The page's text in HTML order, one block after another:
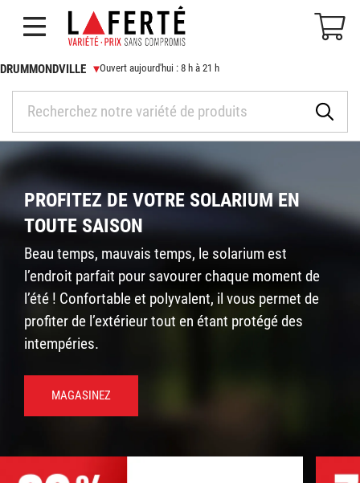
DRUMMONDVILLE Ouvert aujourd'hui : 8 h à 21 h
Aujourd'hui : 8 h à 21 h
Demain : 8 h à 21 h
info@laferte.com
Saint-Hyacinthe
Heures d’ouverture :
Aujourd'hui : 8 h à 21 h 00
info@laferte.com
Heures d’ouverture :
LIQUIDATION
CIRCULAIRES
EMPLOIS
À PROPOS
SERVICES
Se connecter
PROFITEZ DE VOTRE SOLARIUM EN
TOUTE SAISON
Beau temps, mauvais temps, le solarium est
l’endroit parfait pour savourer chaque moment de
l’été ! Confortable et polyvalent, il vous permet de
profiter de l’extérieur tout en étant protégé des
intempéries.
MAGASINEZ